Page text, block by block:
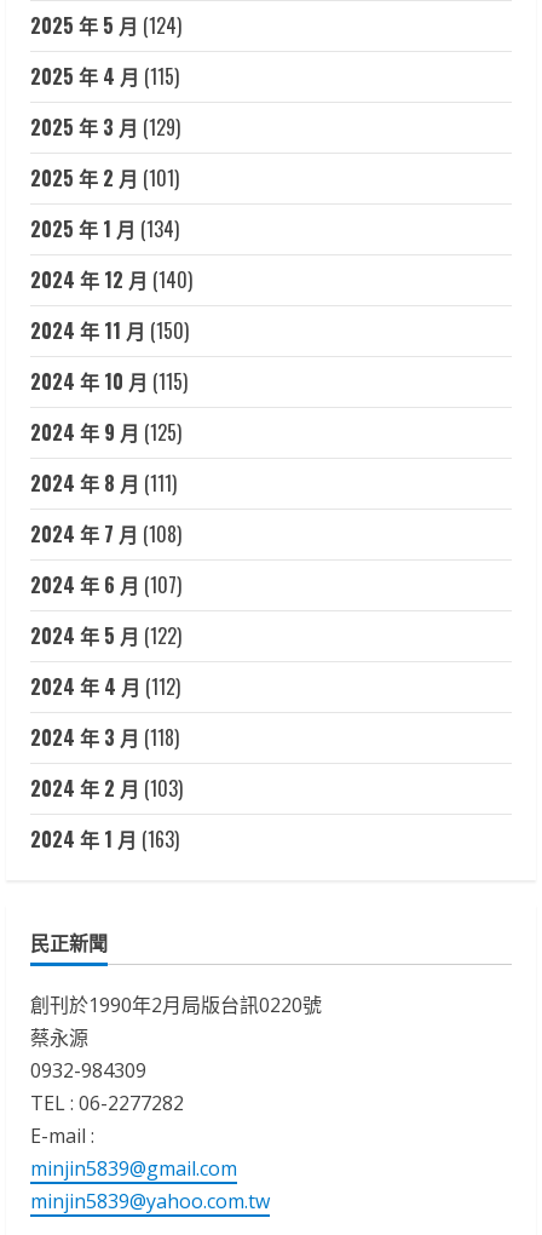
2025 年 5 月 (124)
2025 年 4 月 (115)
2025 年 3 月 (129)
2025 年 2 月 (101)
2025 年 1 月 (134)
2024 年 12 月 (140)
2024 年 11 月 (150)
2024 年 10 月 (115)
2024 年 9 月 (125)
2024 年 8 月 (111)
2024 年 7 月 (108)
2024 年 6 月 (107)
2024 年 5 月 (122)
2024 年 4 月 (112)
2024 年 3 月 (118)
2024 年 2 月 (103)
2024 年 1 月 (163)
民正新聞
創刊於1990年2月局版台訊0220號
蔡永源
0932-984309
TEL : 06-2277282
E-mail :
minjin5839@gmail.com
minjin5839@yahoo.com.tw